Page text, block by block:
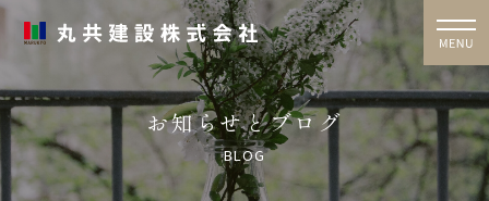
お知らせとブログ
BLOG